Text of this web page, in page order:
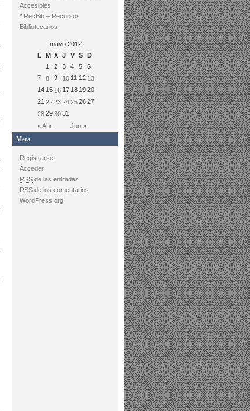
Accesibles
* RecBib – Recursos
Bibliotecarios
mayo 2012
L
M X J V S D
« Abr Jun »
1 2 3 4 5
6
7
8 9 10 11 12 13
14 15 16 17 18 19 20
21 22 23 24 25 26 27
28 29 30 31
Meta
Registrarse
Acceder
RSS de las entradas
RSS de los comentarios
WordPress.org